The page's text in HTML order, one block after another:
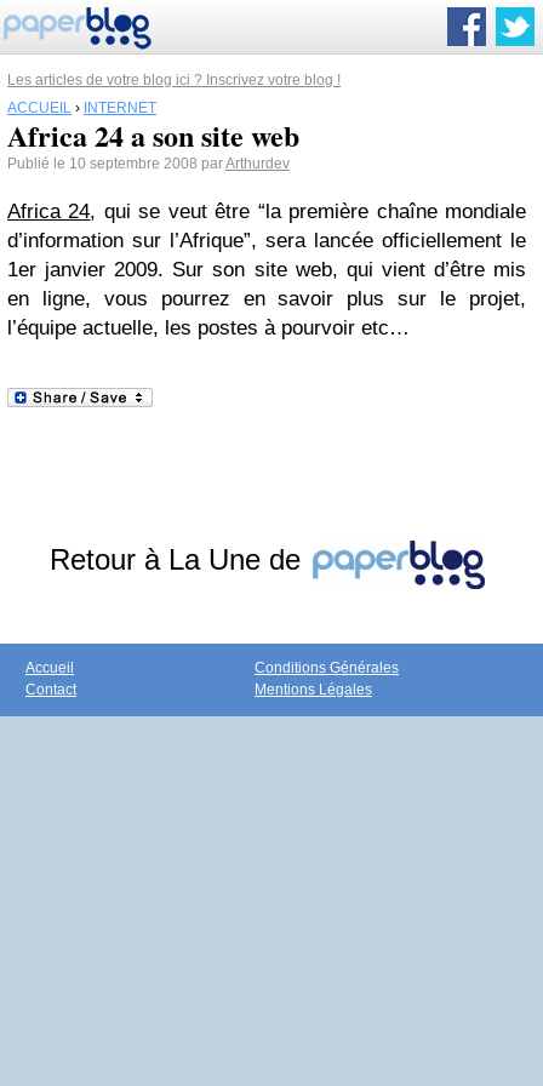
Les articles de votre blog ici ? Inscrivez votre blog !
ACCUEIL › INTERNET
Africa 24 a son site web
Publié le 10 septembre 2008 parArthurdev
Africa 24, qui se veut être “la première chaîne mondiale
d’information sur l’Afrique”, sera lancée officiellement le
1er janvier 2009. Sur son site web, qui vient d’être mis
en ligne, vous pourrez en savoir plus sur le projet,
l’équipe actuelle, les postes à pourvoir etc…
Retour à La Une de
Accueil
Contact
Conditions Générales
Mentions Légales